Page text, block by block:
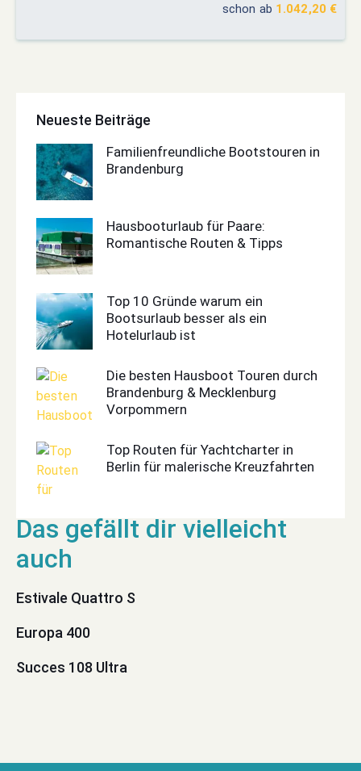
schon ab 1.042,20 €
Neueste Beiträge
Familienfreundliche Bootstouren in
Brandenburg
Hausbooturlaub für Paare:
Romantische Routen & Tipps
Top 10 Gründe warum ein
Bootsurlaub besser als ein
Hotelurlaub ist
Die besten Hausboot Touren durch
Brandenburg & Mecklenburg
Vorpommern
Top Routen für Yachtcharter in
Berlin für malerische Kreuzfahrten
Estivale Quattro S
Europa 400
Succes 108 Ultra